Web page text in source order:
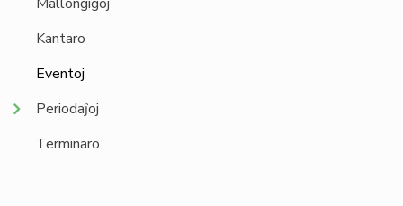
Mallongigoj
Kantaro
Eventoj
Periodaĵoj
Terminaro